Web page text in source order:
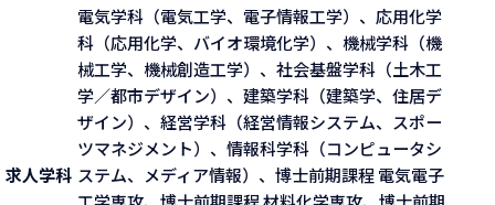
求人学科
電気学科（電気工学、電子情報工学）、応用化学
科（応用化学、バイオ環境化学）、機械学科（機
械工学、機械創造工学）、社会基盤学科（土木工
学／都市デザイン）、建築学科（建築学、住居デ
ザイン）、経営学科（経営情報システム、スポー
ツマネジメント）、情報科学科（コンピュータシ
ステム、メディア情報）、博士前期課程 電気電子